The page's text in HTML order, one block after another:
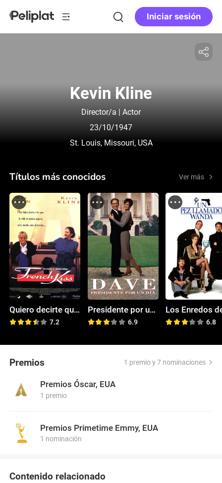
Iniciar sesión
Kevin Kline
Director/a | Actor
23/10/1947
St. Louis, Missouri, USA
Títulos más conocidos Ver más
Quiero decirte que te amo
7.2
Presidente por un día
6.9 6.8
Premios 1 premio y 7 nominaciones
Premios Óscar, EUA
1 premio
Premios Primetime Emmy, EUA
1 nominación
Contenido relacionado